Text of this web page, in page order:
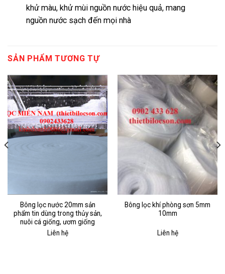
khử màu, khử mùi nguồn nước hiệu quả, mang
nguồn nước sạch đến mọi nhà
SẢN PHẨM TƯƠNG TỰ
Bông lọc nước 20mm sản
phẩm tin dùng trong thủy sản,
nuôi cá giống, ươm giống
Liên hệ
Bông lọc khí phòng sơn 5mm
10mm
Liên hệ